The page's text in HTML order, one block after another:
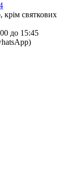
святкових
до 15:45